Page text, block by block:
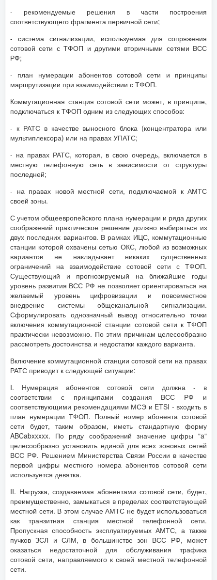
- рекомендуемые решения в части построения
соответствующего фрагмента первичной сети;
- система сигнализации, используемая для сопряжения
сотовой сети с ТФОП и другими вторичными сетями ВСС
РФ;
- план нумерации абонентов сотовой сети и принципы
маршрутизации при взаимодействии с ТФОП.
Коммутационная станция сотовой сети может, в принципе,
подключаться к ТФОП одним из следующих способов:
- к РАТС в качестве выносного блока (концентратора или
мультиплексора) или на правах УПАТС;
- на правах РАТС, которая, в свою очередь, включается в
местную телефонную сеть в зависимости от структуры
последней;
- на правах новой местной сети, подключаемой к АМТС
своей зоны.
С учетом общеевропейского плана нумерации и ряда других
соображений практическое решение должно выбираться из
двух последних вариантов. В рамках ИЦС, коммутационные
станции которой охвачены сетью ОКС, любой из возможных
вариантов не накладывает никаких существенных
ограничений на взаимодействие сотовой сети с ТФОП.
Существующий и прогнозируемый на ближайшие годы
уровень развития ВСС РФ не позволяет ориентироваться на
желаемый уровень цифровизации и повсеместное
внедрение системы общеканальной сигнализации.
Сформулировать однозначный вывод относительно точки
включения коммутационной станции сотовой сети к ТФОП
практически невозможно. По этим причинам целесообразно
рассмотреть достоинства и недостатки каждого варианта.
Включение коммутационной станции сотовой сети на правах
РАТС приводит к следующей ситуации:
I. Нумерация абонентов сотовой сети должна - в
соответствии с принципами создания ВСС РФ и
соответствующими рекомендациями МСЭ и ETSI - входить в
план нумерации ТФОП. Полный номер абонента сотовой
сети будет, таким образом, иметь стандартную форму
ABCabxxxxx. По ряду соображений значение цифры "a"
целесообразно установить единой для всех зоновых сетей
ВСС РФ. Решением Министерства Связи России в качестве
первой цифры местного номера абонентов сотовой сети
используется девятка.
II. Нагрузка, создаваемая абонентами сотовой сети, будет,
преимущественно, замыкаться в пределах соответствующей
местной сети. В этом случае АМТС не будет использоваться
как транзитная станция местной телефонной сети.
Пропускная способность эксплуатируемых АМТС, а также
пучков ЗСЛ и СЛМ, в большинстве зон ВСС РФ, может
оказаться недостаточной для обслуживания трафика
сотовой сети, направляемого к своей местной телефонной
сети.